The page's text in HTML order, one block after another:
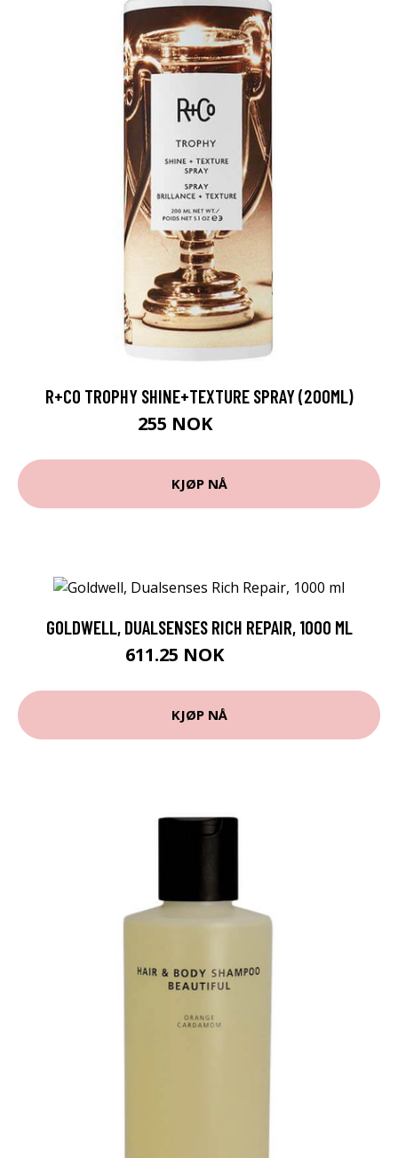
R+CO TROPHY SHINE+TEXTURE SPRAY (200ML)
255 NOK
KJØP NÅ
GOLDWELL, DUALSENSES RICH REPAIR, 1000 ML
611.25 NOK
KJØP NÅ